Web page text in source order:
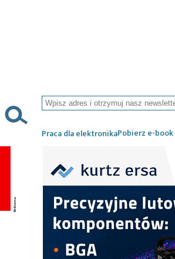
Praca dla elektronikaPobierz e-book